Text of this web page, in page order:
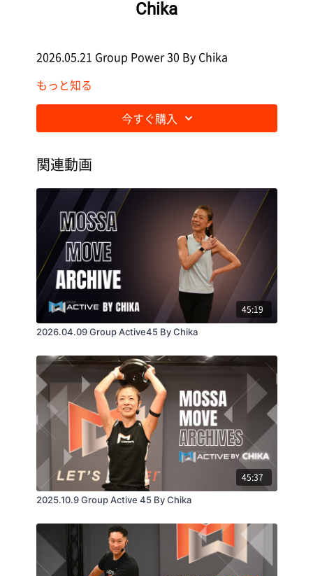
Chika
2026.05.21 Group Power 30 By Chika
もっと知る
今すぐ購入
関連動画
45:19
2026.04.09 Group Active45 By Chika
45:37
2025.10.9 Group Active 45 By Chika